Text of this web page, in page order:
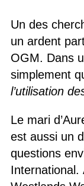
Un des
un ardent
OGM. Dans
simplement
l’utilisation
Le mari
est aussi un
questions
International.